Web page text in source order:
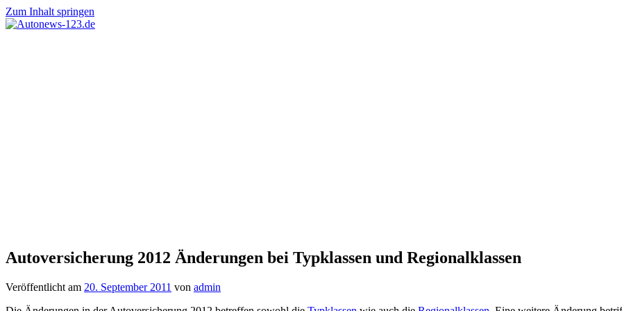
Zum Inhalt springen
Autoversicherung 2012 Änderungen bei Typklassen und Regionalklassen
Veröffentlicht am 20. September 2011 von admin